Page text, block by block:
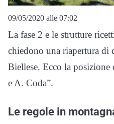
09/05/2020 alle 07:02
La fase 2 e le strutture
chiedono una riapertura di
Biellese. Ecco la
e A. Coda”.
Le regole in